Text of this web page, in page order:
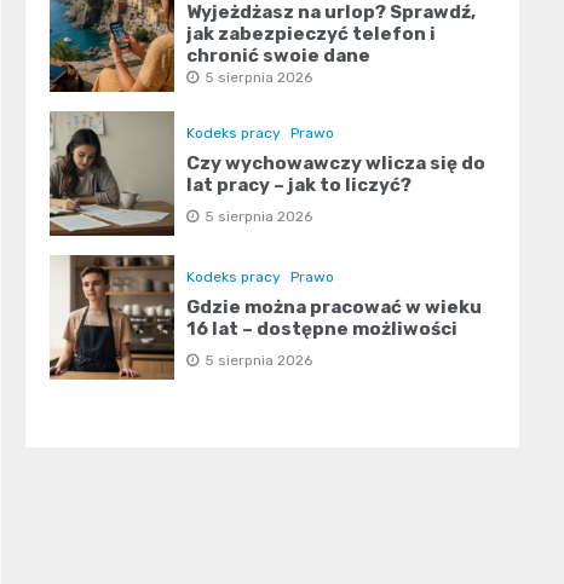
Wyjeżdżasz na urlop? Sprawdź,
jak zabezpieczyć telefon i
chronić swoje dane
5 sierpnia 2026
Kodeks pracy Prawo
Czy wychowawczy wlicza się do
lat pracy – jak to liczyć?
5 sierpnia 2026
Kodeks pracy Prawo
Gdzie można pracować w wieku
16 lat – dostępne możliwości
5 sierpnia 2026